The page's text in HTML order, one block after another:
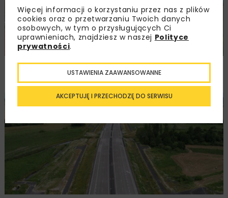
Remont nawierzchni na węzłach A4.
Przetarg obejmuje pięć węzłów
DROGI INWESTYCJE WIADOMOŚCI
Więcej informacji o korzystaniu przez nas z plików
cookies oraz o przetwarzaniu Twoich danych
osobowych, w tym o przysługujących Ci
uprawnieniach, znajdziesz w naszej Polityce
prywatności.
AKCEPTUJĘ I PRZECHODZĘ DO SERWISU
USTAWIENIA ZAAWANSOWANNE